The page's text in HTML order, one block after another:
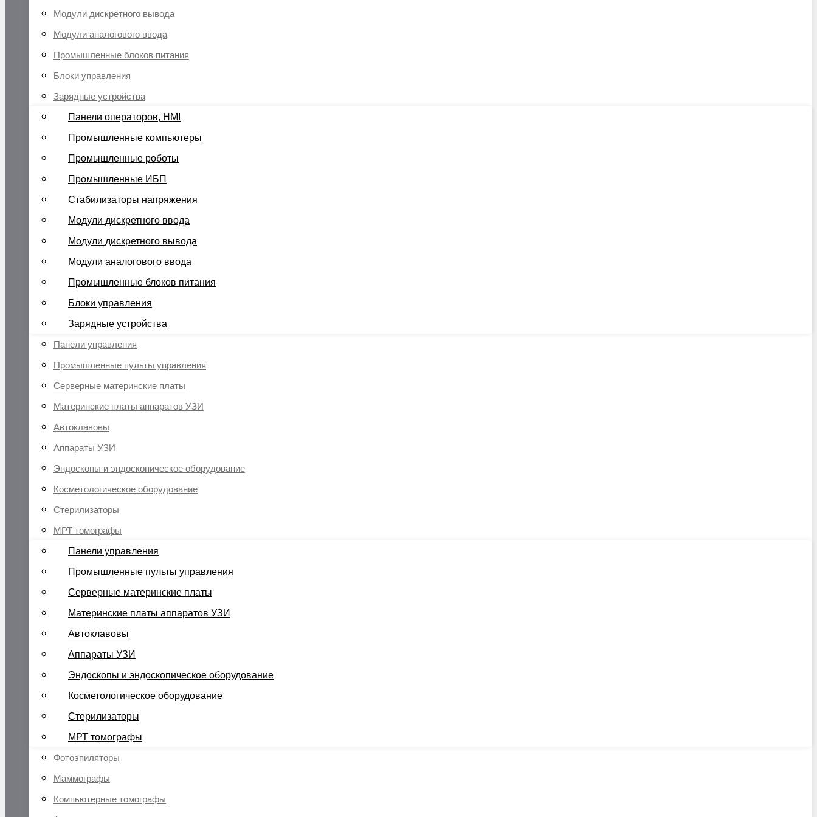
Модули дискретного вывода
Модули аналогового ввода
Промышленные блоков питания
Блоки управления
Зарядные устройства
Панели операторов, HMI
Промышленные компьютеры
Промышленные роботы
Промышленные ИБП
Стабилизаторы напряжения
Модули дискретного ввода
Модули дискретного вывода
Модули аналогового ввода
Промышленные блоков питания
Блоки управления
Зарядные устройства
Панели управления
Промышленные пульты управления
Серверные материнские платы
Материнские платы аппаратов УЗИ
Автоклавовы
Аппараты УЗИ
Эндоскопы и эндоскопическое оборудование
Косметологическое оборудование
Стерилизаторы
МРТ томографы
Панели управления
Промышленные пульты управления
Серверные материнские платы
Материнские платы аппаратов УЗИ
Автоклавовы
Аппараты УЗИ
Эндоскопы и эндоскопическое оборудование
Косметологическое оборудование
Стерилизаторы
МРТ томографы
Фотоэпиляторы
Маммографы
Компьютерные томографы